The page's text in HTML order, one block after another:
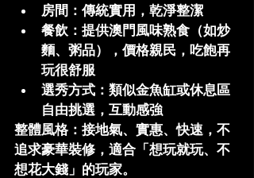
房間 ：傳統實用，乾淨整潔
餐飲 ：提供澳門風味熟食（如炒
麵、粥品），價格親民，吃飽再
玩很舒服
選秀方式 ：類似金魚缸或休息區
自由挑選，互動感強
整體風格：接地氣、實惠、快速，不
追求豪華裝修，適合「想玩就玩、不
想花大錢」的玩家。